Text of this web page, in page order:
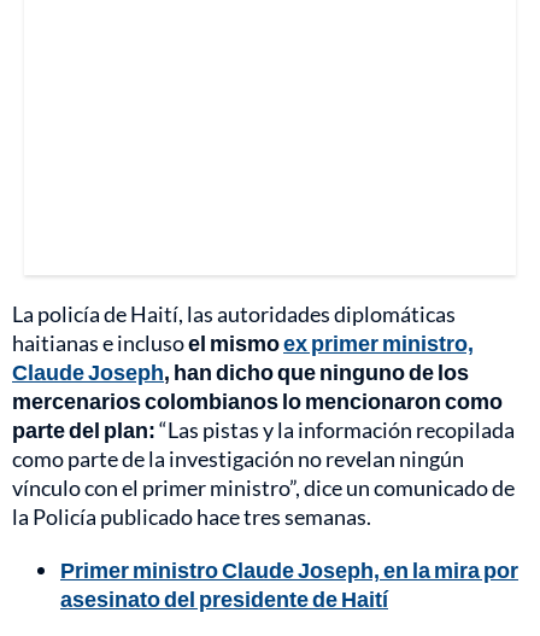
La policía de Haití, las autoridades diplomáticas
haitianas e inclusoel mismoex primer ministro,
Claude Joseph, han dicho que ninguno de los
mercenarios colombianos lo mencionaron como
parte del plan:“Las pistas y la información recopilada
como parte de la investigación no revelan ningún
vínculo con el primer ministro”, dice un comunicado de
la Policía publicado hace tres semanas.
Primer ministro Claude Joseph, en la mira por
asesinato del presidente de Haití